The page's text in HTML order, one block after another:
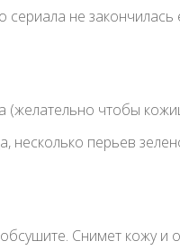
не закончилась
(желательно чтобы
перьев
Снимет кожу и